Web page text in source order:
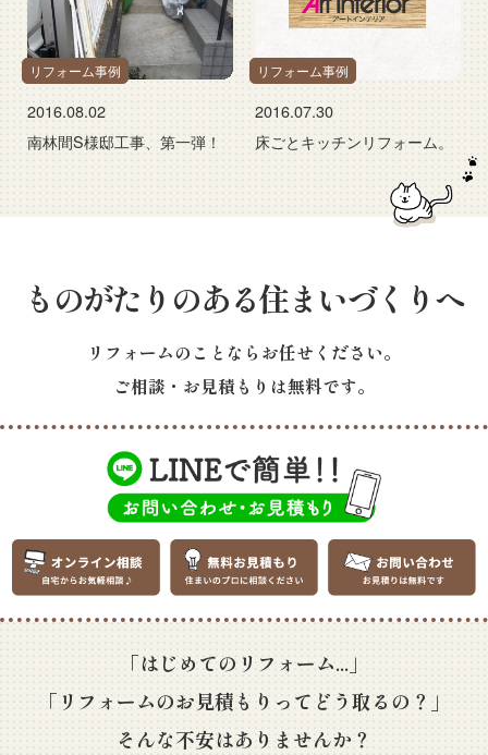
リフォーム事例
2016.08.02
南林間S様邸工事、第一弾！
リフォーム事例
2016.07.30
床ごとキッチンリフォーム。
ものがたりのある住まいづくりへ
リフォームのことならお任せください。
ご相談・お見積もりは無料です。
「はじめてのリフォーム...」
「リフォームのお見積もりってどう取るの？」
そんな不安はありませんか？